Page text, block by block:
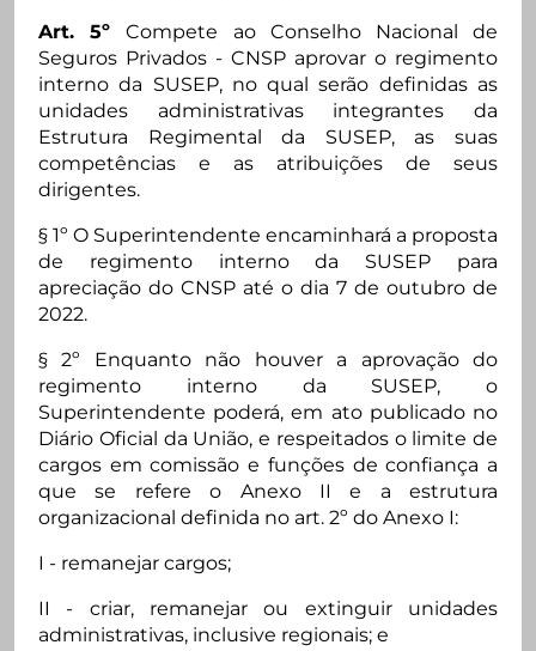
Art. 5ºCompete ao Conselho Nacional de
Seguros Privados - CNSP aprovar o regimento
interno da SUSEP, no qual serão definidas as
unidades administrativas integrantes da
Estrutura Regimental da SUSEP, as suas
competências e as atribuições de seus
dirigentes.
§ 1º O Superintendente encaminhará a proposta
de regimento interno da SUSEP para
apreciação do CNSP até o dia 7 de outubro de
2022.
§ 2º Enquanto não houver a aprovação do
regimento interno da SUSEP, o
Superintendente poderá, em ato publicado no
Diário Oficial da União, e respeitados o limite de
cargos em comissão e funções de confiança a
que se refere o Anexo II e a estrutura
organizacional definida no art. 2º do Anexo I:
I - remanejar cargos;
II - criar, remanejar ou extinguir unidades
administrativas, inclusive regionais; e